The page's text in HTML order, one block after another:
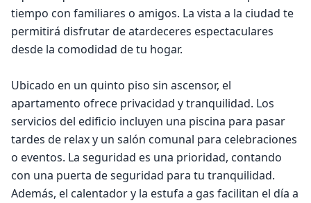
tiempo con familiares o amigos. La vista a la ciudad te
permitirá disfrutar de atardeceres espectaculares
desde la comodidad de tu hogar.
Ubicado en un quinto piso sin ascensor, el
apartamento ofrece privacidad y tranquilidad. Los
servicios del edificio incluyen una piscina para pasar
tardes de relax y un salón comunal para celebraciones
o eventos. La seguridad es una prioridad, contando
con una puerta de seguridad para tu tranquilidad.
Además, el calentador y la estufa a gas facilitan el día a